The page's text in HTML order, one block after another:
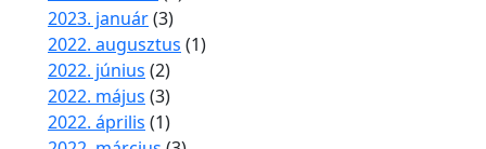
2023. január(3)
2022. augusztus (1)
2022. június (2)
2022. május (3)
2022. április (1)